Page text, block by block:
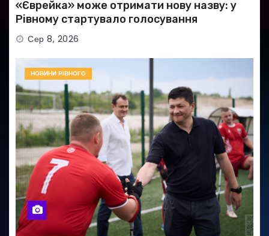
«Єврейка» може отримати нову назву: у
Рівному стартувало голосування
Сер 8, 2026
НОВИНИ РІВНОГО